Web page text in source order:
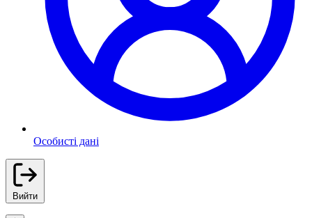
Особисті дані
Вийти